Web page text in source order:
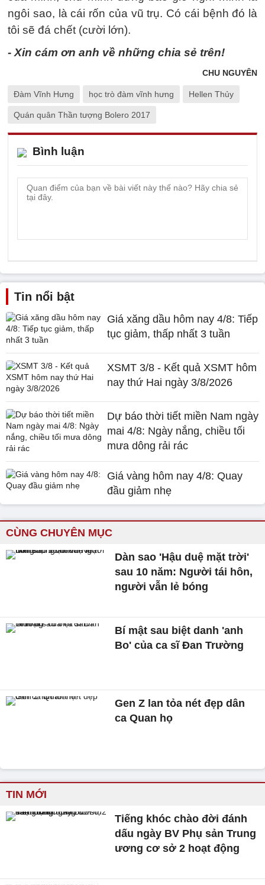
ngôi sao, là cái rốn của vũ trụ. Có cái bệnh đó là
tôi sẽ đá chết (cười lớn).
- Xin cám ơn anh về những chia sẻ trên!
CHU NGUYÊN
Đàm Vĩnh Hưng học trò đàm vĩnh hưng Hellen Thủy
Quán quân Thần tượng Bolero 2017
Bình luận
Tin nổi bật
Giá xăng dầu hôm nay 4/8: Tiếp
tục giảm, thấp nhất 3 tuần
XSMT 3/8 - Kết quả XSMT hôm
nay thứ Hai ngày 3/8/2026
Dự báo thời tiết miền Nam ngày
mai 4/8: Ngày nắng, chiều tối
mưa dông rải rác
Giá vàng hôm nay 4/8: Quay
đầu giảm nhẹ
CÙNG CHUYÊN MỤC
Dàn sao 'Hậu duệ mặt trời'
sau 10 năm: Người tái hôn,
người vẫn lẻ bóng
Bí mật sau biệt danh 'anh
Bo' của ca sĩ Đan Trường
Gen Z lan tỏa nét đẹp dân
ca Quan họ
TIN MỚI
Tiếng khóc chào đời đánh
dấu ngày BV Phụ sản Trung
ương cơ sở 2 hoạt động